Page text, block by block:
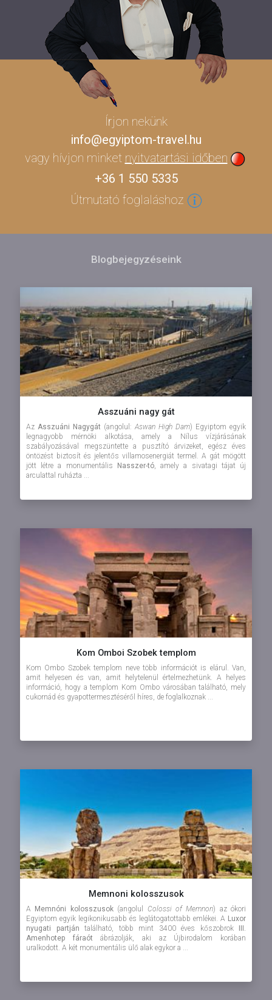
Írjon nekünk
info@egyiptom-travel.hu
vagy hívjon minket nyitvatartási időben
+36 1 550 5335
Útmutató foglaláshoz
Blogbejegyzéseink
Asszuáni nagy gát
Az Asszuáni Nagygát (angolul: Aswan High Dam) Egyiptom egyik
legnagyobb mérnöki alkotása, amely a Nílus vízjárásának
szabályozásával megszüntette a pusztító árvizeket, egész éves
öntözést biztosít és jelentős villamosenergiát termel. A gát mögött
jött létre a monumentális Nasszer-tó, amely a sivatagi tájat új
arculattal ruházta ...
Kom Omboi Szobek templom
Kom Ombo Szobek templom neve több információt is elárul. Van,
amit helyesen és van, amit helytelenül értelmezhetünk. A helyes
információ, hogy a templom Kom Ombo városában található, mely
cukornád és gyapottermesztéséről híres, de foglalkoznak ...
Memnoni kolosszusok
A Memnóni kolosszusok(angolul Colossi of Memnon) az ókori
Egyiptom egyik legikonikusabb és leglátogatottabb emlékei. A Luxor
nyugati partján található, több mint 3400 éves kőszobrok III.
Amenhotep fáraót ábrázolják, aki az Újbirodalom korában
uralkodott. A két monumentális ülő alak egykor a ...